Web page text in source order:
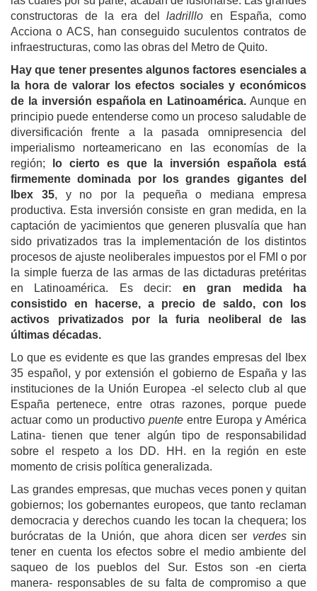
constructoras de la era delladrilllo en España, como
Acciona o ACS, han conseguido suculentos contratos de
infraestructuras, como las obras del Metro de Quito.
Hay que tener presentes algunos factores esenciales a
la hora de valorar los efectos sociales y económicos
de la inversión española en Latinoamérica. Aunque en
principio puede entenderse como un proceso saludable de
diversificación frente a la pasada omnipresencia del
imperialismo norteamericano en las economías de la
región;
lo cierto es que la inversión española está
firmemente dominada por los grandes gigantes del
Ibex 35, y no por la pequeña o mediana empresa
productiva. Esta inversión consiste en gran medida, en la
captación de yacimientos que generen plusvalía que han
sido privatizados tras la implementación de los distintos
procesos de ajuste neoliberales impuestos por el FMI o por
la simple fuerza de las armas de las dictaduras pretéritas
en Latinoamérica. Es decir: en gran medida ha
consistido en hacerse, a precio de saldo, con los
activos privatizados por la furia neoliberal de las
últimas décadas.
Lo que es evidente es que las grandes empresas del Ibex
35 español, y por extensión el gobierno de España y las
instituciones de la Unión Europea -el selecto club al que
España pertenece, entre otras razones, porque puede
actuar como un productivo puente entre Europa y América
Latina- tienen que tener algún tipo de responsabilidad
sobre el respeto a los DD. HH. en la región en este
momento de crisis política generalizada.
Las grandes empresas, que muchas veces ponen y quitan
gobiernos; los gobernantes europeos, que tanto reclaman
democracia y derechos cuando les tocan la chequera; los
burócratas de la Unión, que ahora dicen ser verdessin
tener en cuenta los efectos sobre el medio ambiente del
saqueo de los pueblos del Sur. Estos son -en cierta
manera- responsables de su falta de compromiso a que